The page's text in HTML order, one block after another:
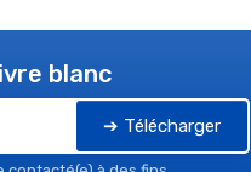
blanc
➔ Télécharger